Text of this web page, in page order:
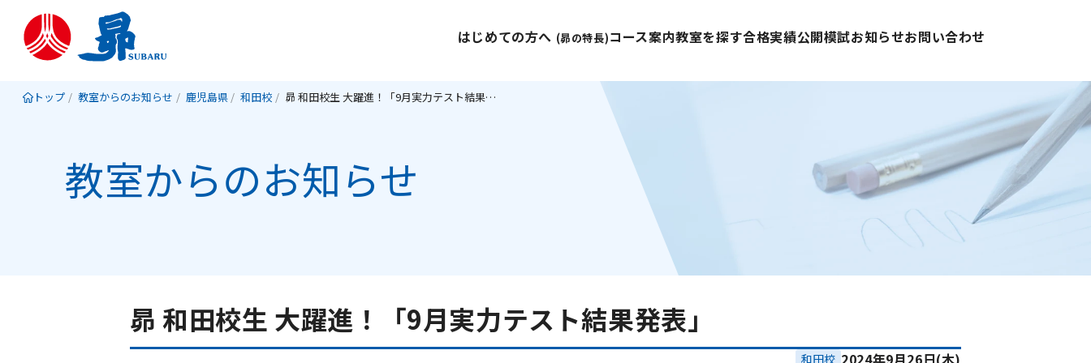
はじめての方へ (昴の特長)コース案内教室を探す合格実績公開模試お知らせお問い合わせ
トップ 教室からのお知らせ 鹿児島県 和田校 昴 和田校生 大躍進！「9月実力テスト結果発表」
教室からのお知らせ
昴 和田校生 大躍進！「9月実力テスト結果発表」
和田校